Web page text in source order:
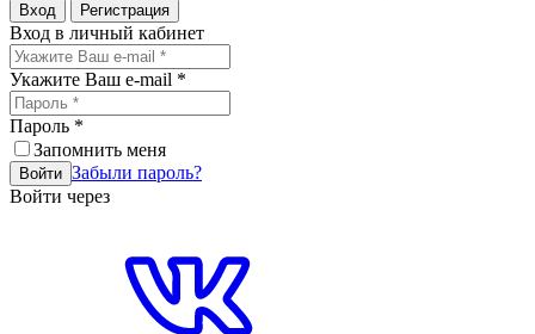
Вход Регистрация
Вход в личный кабинет
Укажите Ваш e-mail *
Пароль *
Запомнить меня
Войти Забыли пароль?
Войти через